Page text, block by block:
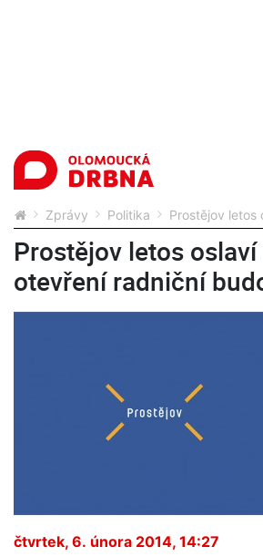
Zprávy Politika Prostějov
Prostějov letos
otevření radniční
čtvrtek, 6. února 2014, 14:27